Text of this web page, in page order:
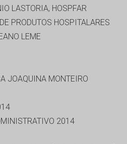
LASTORIA, HOSPFAR
PRODUTOS HOSPITALARES
LEME
JOAQUINA MONTEIRO
2014